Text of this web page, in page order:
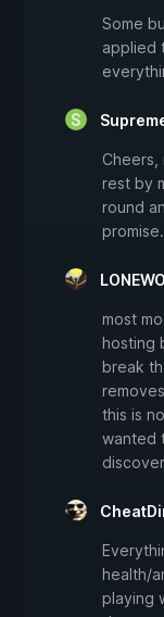
Some
applied
rest by
round
promise.
most
hosting
break
this is
wanted
health/
playing